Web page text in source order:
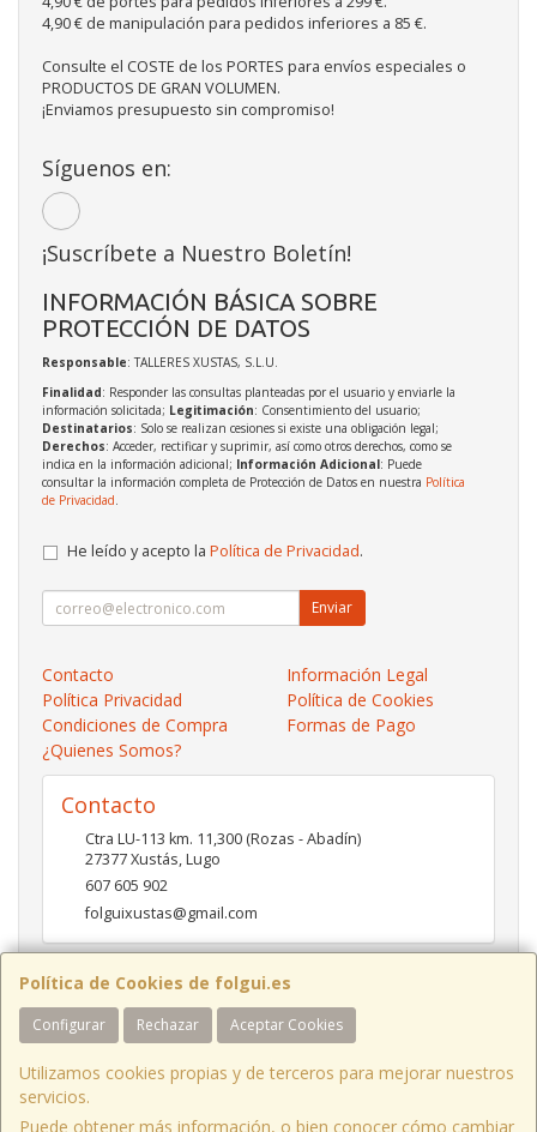
Política de Cookies de folgui.es
Configurar Rechazar Aceptar Cookies
Utilizamos cookies propias y de terceros para mejorar nuestros
servicios.
Puede obtener más información, o bien conocer cómo cambiar
4,90 € de manipulación para pedidos inferiores a 85 €.
Consulte el COSTE de los PORTES para envíos especiales o
PRODUCTOS DE GRAN VOLUMEN.
¡Enviamos presupuesto sin compromiso!
Síguenos en:
¡Suscríbete a Nuestro Boletín!
INFORMACIÓN BÁSICA SOBRE
PROTECCIÓN DE DATOS
Responsable: TALLERES XUSTAS, S.L.U.
Finalidad: Responder las consultas planteadas por el usuario y enviarle la
información solicitada; Legitimación: Consentimiento del usuario;
Destinatarios: Solo se realizan cesiones si existe una obligación legal;
Derechos: Acceder, rectificar y suprimir, así como otros derechos, como se
indica en la información adicional; Información Adicional: Puede
consultar la información completa de Protección de Datos en nuestra Política
de Privacidad.
He leído y acepto la Política de Privacidad.
Enviar
Contacto
Información Legal
Política Privacidad
Política de Cookies
Condiciones de Compra
Formas de Pago
¿Quienes Somos?
Contacto
Ctra LU-113 km. 11,300 (Rozas - Abadín)
27377Xustás,Lugo
607 605 902
folguixustas@gmail.com
Horario
Lunes a viernes de 10:00 a 14:00 y de 16:00 a 20:00.
Sábados de 10:00 a 14:00 y de 16:00 a 19:00